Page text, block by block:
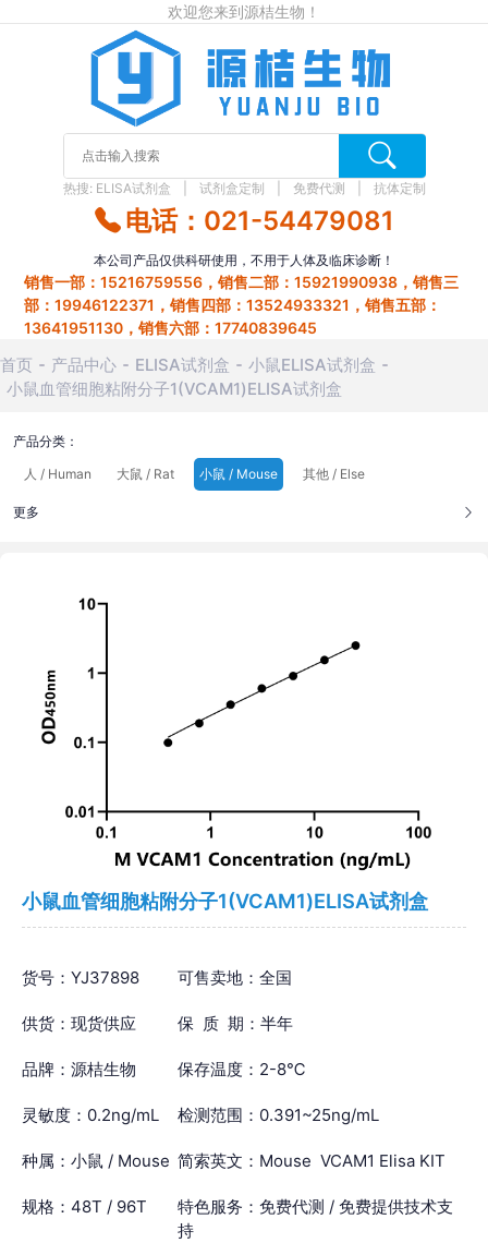
欢迎您来到源桔生物！
热搜: ELISA试剂盒 试剂盒定制 免费代测 抗体定制
电话：021-54479081
本公司产品仅供科研使用，不用于人体及临床诊断！
销售一部：15216759556，销售二部：15921990938，销售三
部：19946122371，销售四部：13524933321，销售五部：
13641951130，销售六部：17740839645
首页 产品中心 ELISA试剂盒
小鼠ELISA试剂盒
小鼠血管细胞粘附分子1(VCAM1)ELISA试剂盒
产品分类：
人 / Human
大鼠 / Rat 小鼠 / Mouse 其他 / Else
更多
小鼠血管细胞粘附分子1(VCAM1)ELISA试剂盒
货号：YJ37898 可售卖地：全国
供货：现货供应 保 质 期：半年
品牌：源桔生物 保存温度：2-8℃
灵敏度：0.2ng/mL 检测范围：0.391~25ng/mL
种属：小鼠 / Mouse 简索英文：Mouse VCAM1 Elisa KIT
规格：48T / 96T
特色服务：免费代测 / 免费提供技术支
持